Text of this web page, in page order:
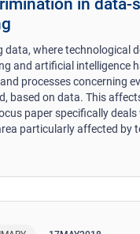
in data-
data, where technological
and artificial intelligence
processes concerning
based on data. This
paper specifically
particularly affected by